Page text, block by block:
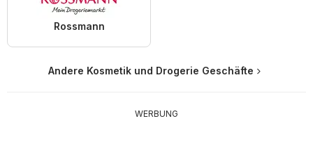
Rossmann
Andere Kosmetik und Drogerie Geschäfte
WERBUNG